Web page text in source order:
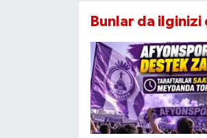
Bunlar da ilginizi